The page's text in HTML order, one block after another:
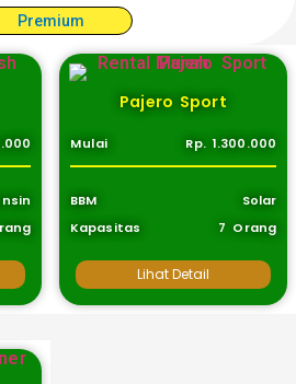
Premium
Pajero Sport
Mulai Rp. 1.300.000
BBM
Solar
Kapasitas
7 Orang
Lihat Detail